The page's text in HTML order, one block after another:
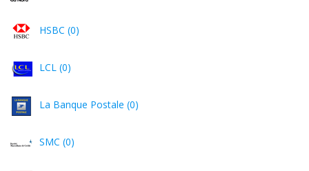
HSBC (0)
LCL (0)
La Banque Postale (0)
SMC (0)